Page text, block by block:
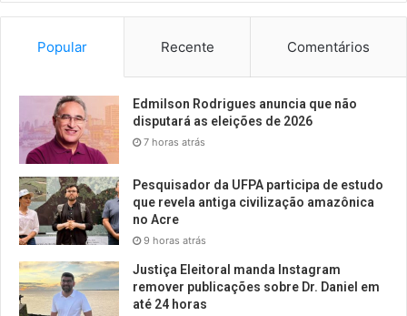
Popular Recente Comentários
Edmilson Rodrigues anuncia que não
disputará as eleições de 2026
7 horas atrás
Pesquisador da UFPA participa de estudo
que revela antiga civilização amazônica
no Acre
9 horas atrás
Justiça Eleitoral manda Instagram
remover publicações sobre Dr. Daniel em
até 24 horas